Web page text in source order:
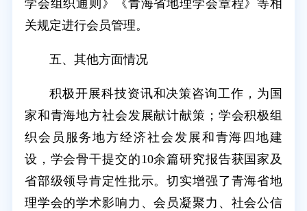
学会组织通则》《青海省地理学会章程》等相
关规定进行会员管理。
五、其他方面情况
积极开展科技资讯和决策咨询工作，为国
家和青海地方社会发展献计献策；学会积极组
织会员服务地方经济社会发展和青海四地建
设，学会骨干提交的10余篇研究报告获国家及
省部级领导肯定性批示。切实增强了青海省地
理学会的学术影响力、会员凝聚力、社会公信